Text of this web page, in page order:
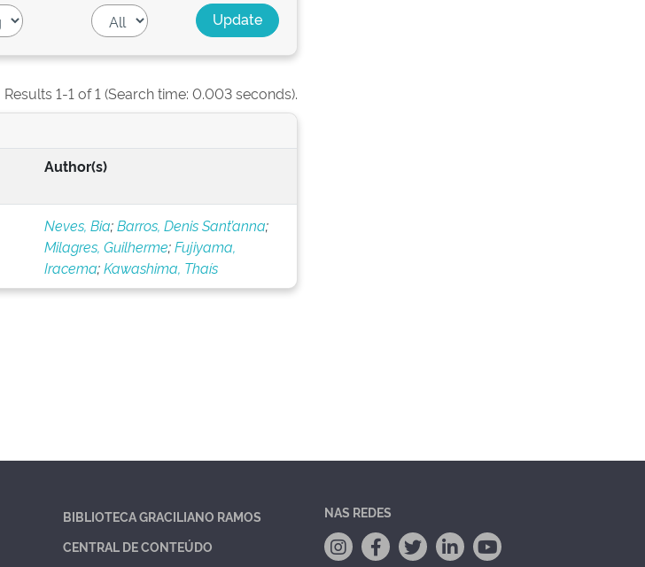
Results 1-1 of 1 (Search time: 0.003 seconds).
Author(s)
Neves, Bia;Barros, Denis Sant’anna;
Milagres, Guilherme;Fujiyama,
Iracema;Kawashima, Thaís
BIBLIOTECA GRACILIANO RAMOS
CENTRAL DE CONTEÚDO
NAS REDES